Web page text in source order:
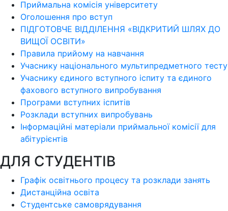
Приймальна комісія університету
Оголошення про вступ
ПІДГОТОВЧЕ ВІДДІЛЕННЯ «ВІДКРИТИЙ ШЛЯХ ДО
ВИЩОЇ ОСВІТИ»
Правила прийому на навчання
Учаснику національного мультипредметного тесту
Учаснику єдиного вступного іспиту та єдиного
фахового вступного випробування
Програми вступних іспитів
Розклади вступних випробувань
Інформаційні матеріали приймальної комісії для
абітурієнтів
ДЛЯ СТУДЕНТІВ
Графік освітнього процесу та розклади занять
Дистанційна освіта
Студентське самоврядування